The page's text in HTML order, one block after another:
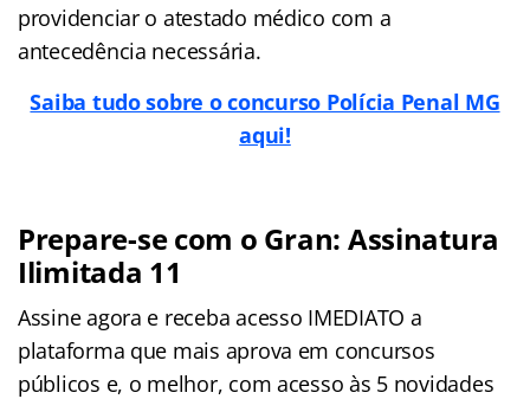
providenciar o atestado médico com a
antecedência necessária.
Saiba tudo sobre o concurso Polícia Penal MG
aqui!
Prepare-se com o Gran: Assinatura
Ilimitada 11
Assine agora e receba acesso IMEDIATO a
plataforma que mais aprova em concursos
públicos e, o melhor, com acesso às 5 novidades